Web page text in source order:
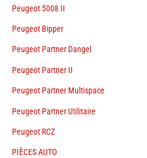
Peugeot 5008 II
Peugeot Bipper
Peugeot Partner Dangel
Peugeot Partner II
Peugeot Partner Multispace
Peugeot Partner Utilitaire
Peugeot RCZ
PIÈCES AUTO